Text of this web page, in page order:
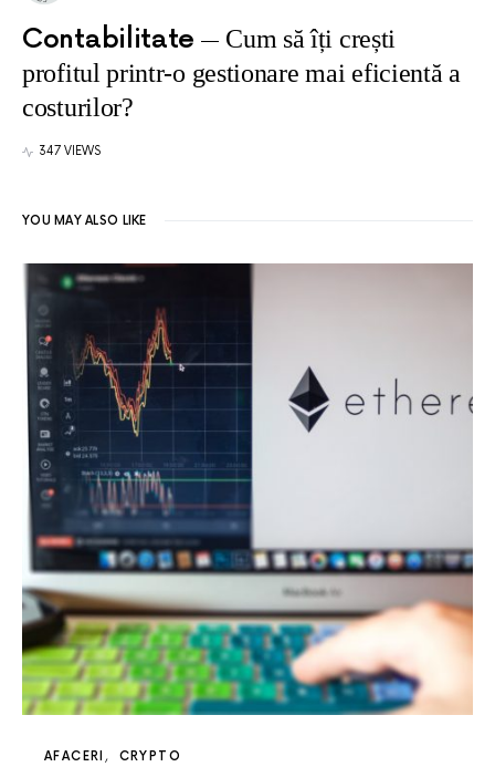
Contabilitate
Cum să îți crești
profitul printr-o gestionare mai eficientă a
costurilor?
347 VIEWS
YOU MAY ALSO LIKE
AFACERI CRYPTO